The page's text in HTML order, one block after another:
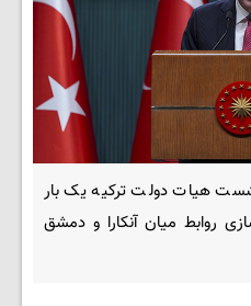
هیات دولت ترکیه یک بار
روابط میان آنکارا و دمشق